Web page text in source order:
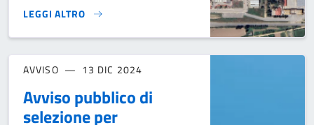
LEGGI ALTRO
BANDA PUBLICO PER L'ASSEGNAZIONE E LA CESSIONE DI 2
AVVISO 13 DIC 2024
Avviso pubblico di
selezione per